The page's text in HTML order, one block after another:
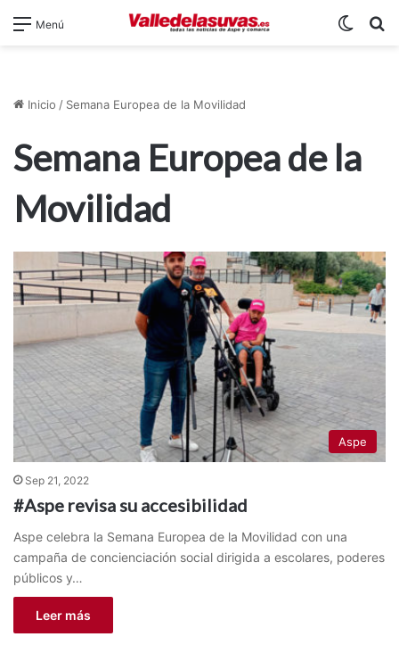
Menú
Inicio / Semana Europea de la Movilidad
Semana Europea de la
Movilidad
Aspe
Sep 21, 2022
#Aspe revisa su accesibilidad
Aspe celebra la Semana Europea de la Movilidad con una
campaña de concienciación social dirigida a escolares, poderes
públicos y…
Leer más